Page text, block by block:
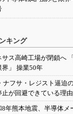
キング
サス高崎工場が閉鎖へ
界」 操業50年
ナフサ・レジスト逼
止が回避できている理由
8年熊本地震、半導体メ